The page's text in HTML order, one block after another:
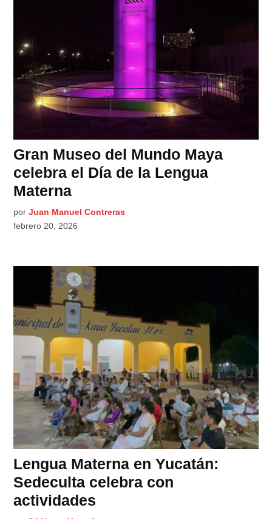
Gran Museo del Mundo Maya
celebra el Día de la Lengua
Materna
por Juan Manuel Contreras
febrero 20, 2026
Lengua Materna en Yucatán:
Sedeculta celebra con
actividades